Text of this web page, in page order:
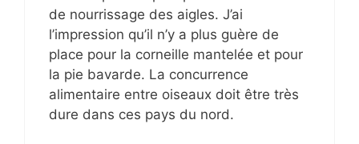
de nourrissage des aigles. J’ai
l’impression qu’il n’y a plus guère de
place pour la corneille mantelée et pour
la pie bavarde. La concurrence
alimentaire entre oiseaux doit être très
dure dans ces pays du nord.